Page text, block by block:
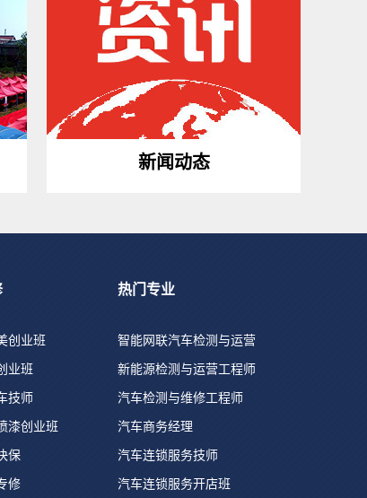
新闻动态
创业班
业班
技师
漆创业班
保
修
热门专业
智能网联汽车检测与运营
新能源检测与运营工程师
汽车检测与维修工程师
汽车商务经理
汽车连锁服务技师
汽车连锁服务开店班